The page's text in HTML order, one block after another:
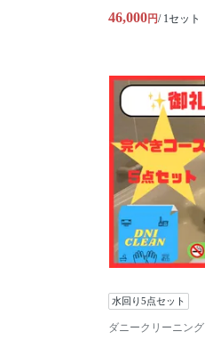
46,000円/ 1セット
水回り5点セット
ダニークリーニング